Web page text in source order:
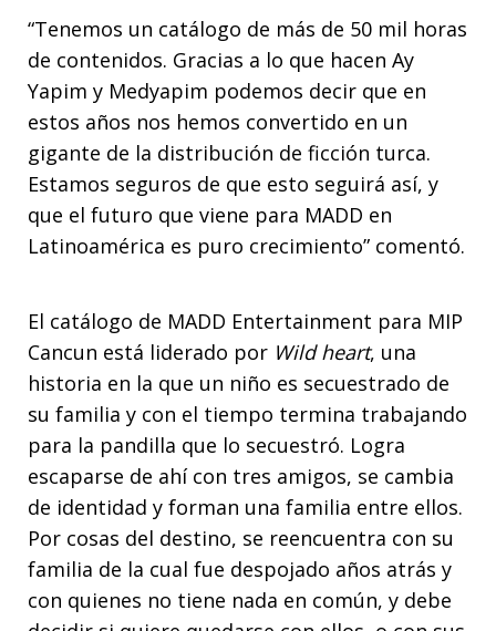
“Tenemos un catálogo de más de 50 mil horas
de contenidos. Gracias a lo que hacen Ay
Yapim y Medyapim podemos decir que en
estos años nos hemos convertido en un
gigante de la distribución de ficción turca.
Estamos seguros de que esto seguirá así, y
que el futuro que viene para MADD en
Latinoamérica es puro crecimiento” comentó.
El catálogo de MADD Entertainment para MIP
Cancun está liderado por Wild heart, una
historia en la que un niño es secuestrado de
su familia y con el tiempo termina trabajando
para la pandilla que lo secuestró. Logra
escaparse de ahí con tres amigos, se cambia
de identidad y forman una familia entre ellos.
Por cosas del destino, se reencuentra con su
familia de la cual fue despojado años atrás y
con quienes no tiene nada en común, y debe